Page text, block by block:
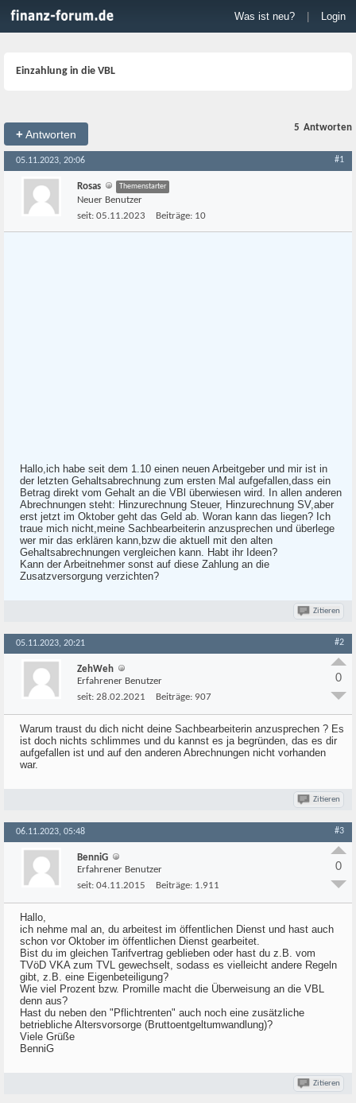
Was ist neu? Login
Einzahlung in die VBL
+Antworten
5 Antworten
05.11.2023, 20:06 #1
Rosas Themenstarter
Neuer Benutzer
seit: 05.11.2023 Beiträge: 10
Hallo,ich habe seit dem 1.10 einen neuen Arbeitgeber und mir ist in
der letzten Gehaltsabrechnung zum ersten Mal aufgefallen,dass ein
Betrag direkt vom Gehalt an die VBl überwiesen wird. In allen anderen
Abrechnungen steht: Hinzurechnung Steuer, Hinzurechnung SV,aber
erst jetzt im Oktober geht das Geld ab. Woran kann das liegen? Ich
traue mich nicht,meine Sachbearbeiterin anzusprechen und überlege
wer mir das erklären kann,bzw die aktuell mit den alten
Gehaltsabrechnungen vergleichen kann. Habt ihr Ideen?
Kann der Arbeitnehmer sonst auf diese Zahlung an die
Zusatzversorgung verzichten?
Zitieren
05.11.2023, 20:21 #2
ZehWeh
Erfahrener Benutzer
seit: 28.02.2021 Beiträge: 907
0
Warum traust du dich nicht deine Sachbearbeiterin anzusprechen ? Es
ist doch nichts schlimmes und du kannst es ja begründen, das es dir
aufgefallen ist und auf den anderen Abrechnungen nicht vorhanden
war.
Zitieren
06.11.2023, 05:48 #3
BenniG
Erfahrener Benutzer
seit: 04.11.2015 Beiträge: 1.911
0
Hallo,
ich nehme mal an, du arbeitest im öffentlichen Dienst und hast auch
schon vor Oktober im öffentlichen Dienst gearbeitet.
Bist du im gleichen Tarifvertrag geblieben oder hast du z.B. vom
TVöD VKA zum TVL gewechselt, sodass es vielleicht andere Regeln
gibt, z.B. eine Eigenbeteiligung?
Wie viel Prozent bzw. Promille macht die Überweisung an die VBL
denn aus?
Hast du neben den "Pflichtrenten" auch noch eine zusätzliche
betriebliche Altersvorsorge (Bruttoentgeltumwandlung)?
Viele Grüße
BenniG
Zitieren